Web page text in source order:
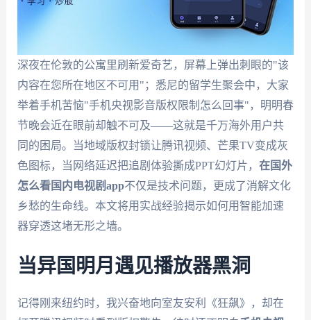
深夜在伦敦的公寓里刷新爱奇艺，屏幕上弹出刺眼的"该
内容在您所在地区不可用"；悉尼的留学生聚会中，大家
举着手机苦恼"手机央视影音版权限制怎么回事"，明明春
节晚会近在眼前却触不可及——这就是千万海外用户共
同的困局。当地域版权封锁让腾讯视频、芒果TV变成灰
色图标，当网络延迟把追剧体验撕成PPT幻灯片， 在国外
怎么看国内电视剧app不仅是技术问题，更成了消解文化
乡愁的生命线。本文将用实战经验揭示如何用智能加速
器穿透这堵无形之墙。
当异国明月遇见播放器黑洞
记得刚来纽约时，我兴奋地向室友安利《狂飙》，却在